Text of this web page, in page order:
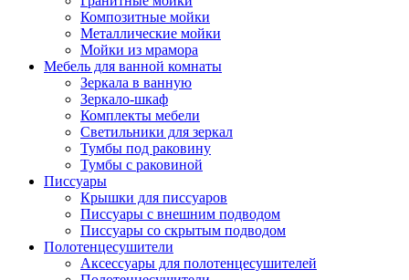
Композитные мойки
Металлические мойки
Мойки из мрамора
Мебель для ванной комнаты
Зеркала в ванную
Зеркало-шкаф
Комплекты мебели
Светильники для зеркал
Тумбы под раковину
Тумбы с раковиной
Писсуары
Крышки для писсуаров
Писсуары с внешним подводом
Писсуары со скрытым подводом
Полотенцесушители
Аксессуары для полотенцесушителей